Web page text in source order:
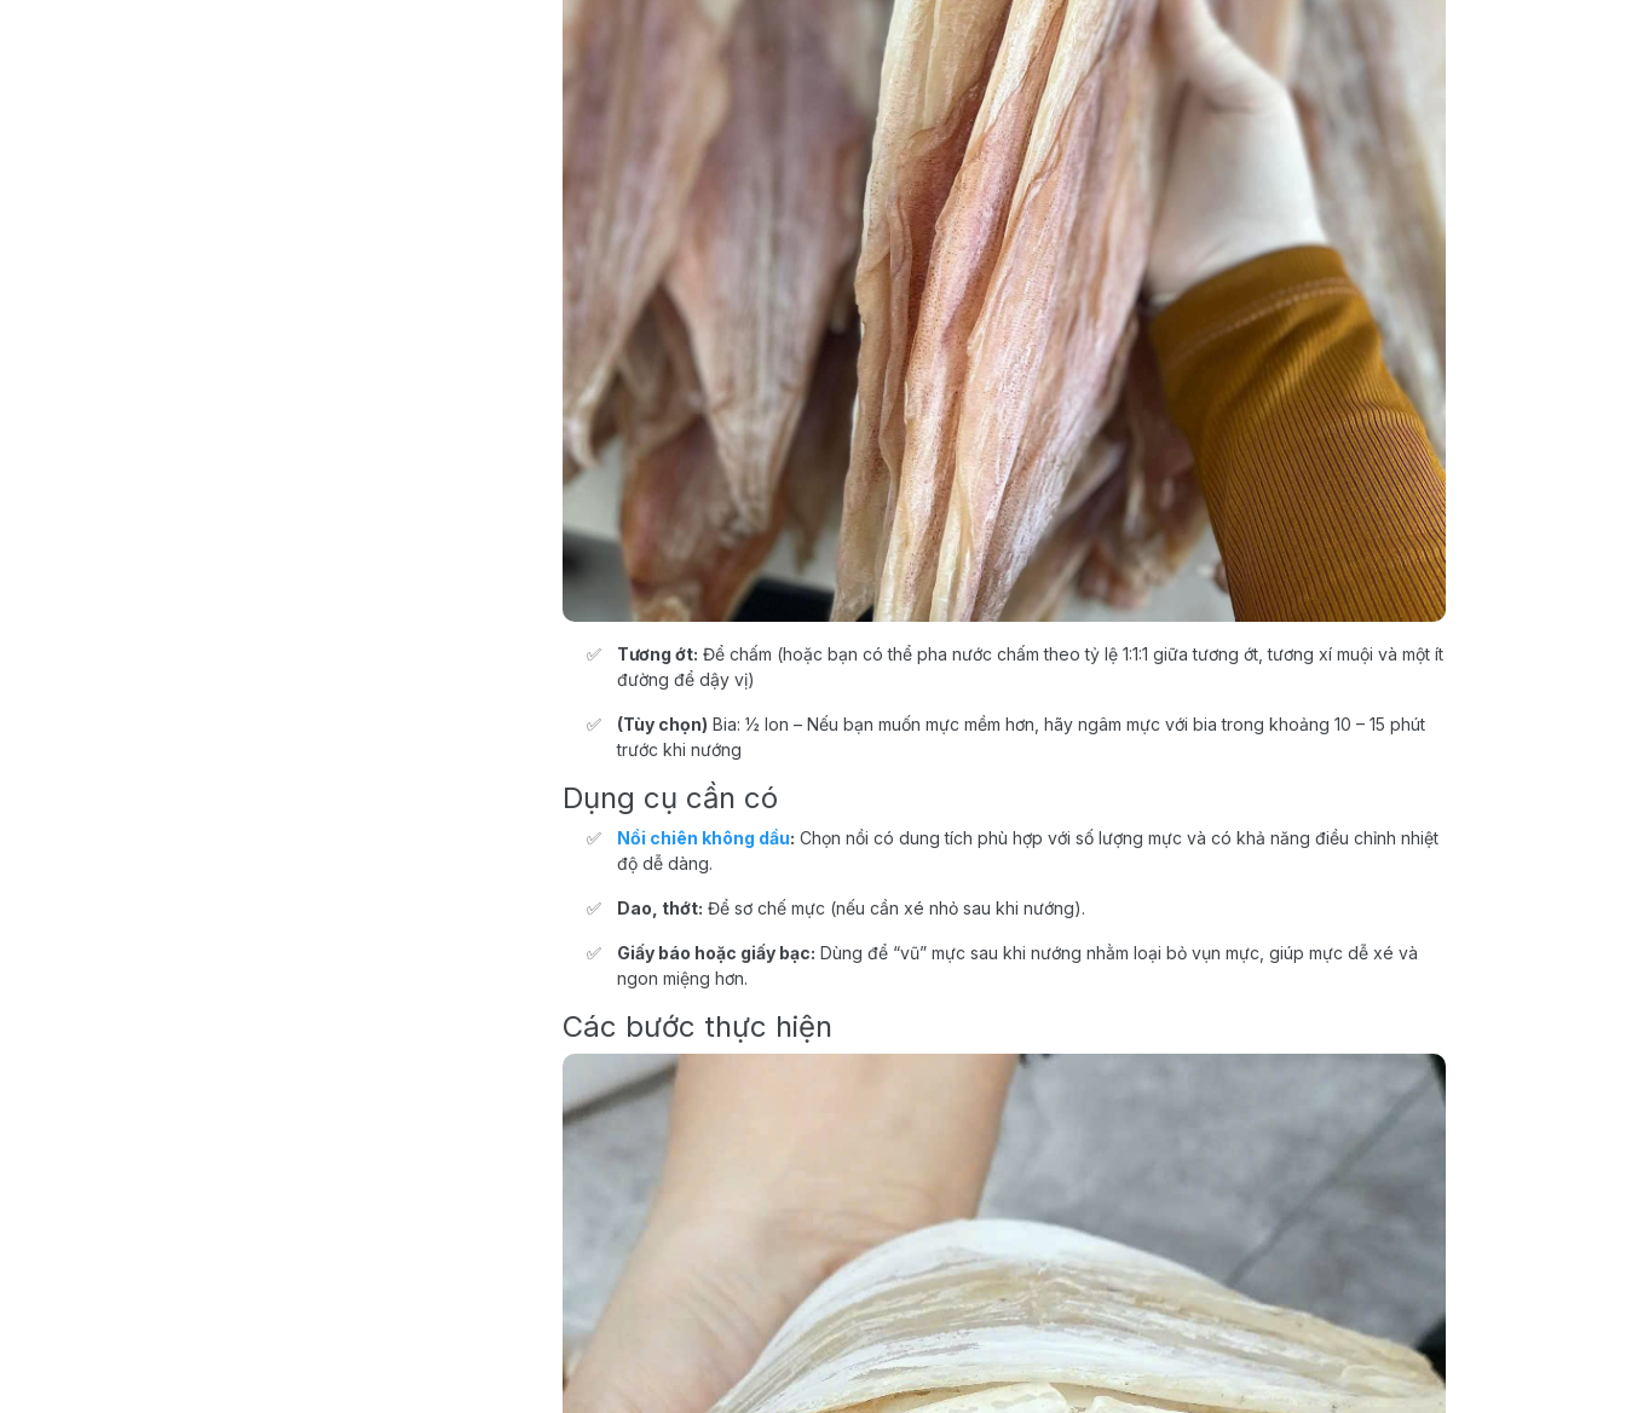
Tương ớt: Để chấm (hoặc bạn có thể pha nước chấm theo tỷ lệ 1:1:1 giữa tương ớt, tương xí muội và một ít
đường để dậy vị)
(Tùy chọn) Bia: ½ lon – Nếu bạn muốn mực mềm hơn, hãy ngâm mực với bia trong khoảng 10 – 15 phút
trước khi nướng
Dụng cụ cần có
Nồi chiên không dầu: Chọn nồi có dung tích phù hợp với số lượng mực và có khả năng điều chỉnh nhiệt
độ dễ dàng.
Dao, thớt: Để sơ chế mực (nếu cần xé nhỏ sau khi nướng).
Giấy báo hoặc giấy bạc: Dùng để “vũ” mực sau khi nướng nhằm loại bỏ vụn mực, giúp mực dễ xé và
ngon miệng hơn.
Các bước thực hiện